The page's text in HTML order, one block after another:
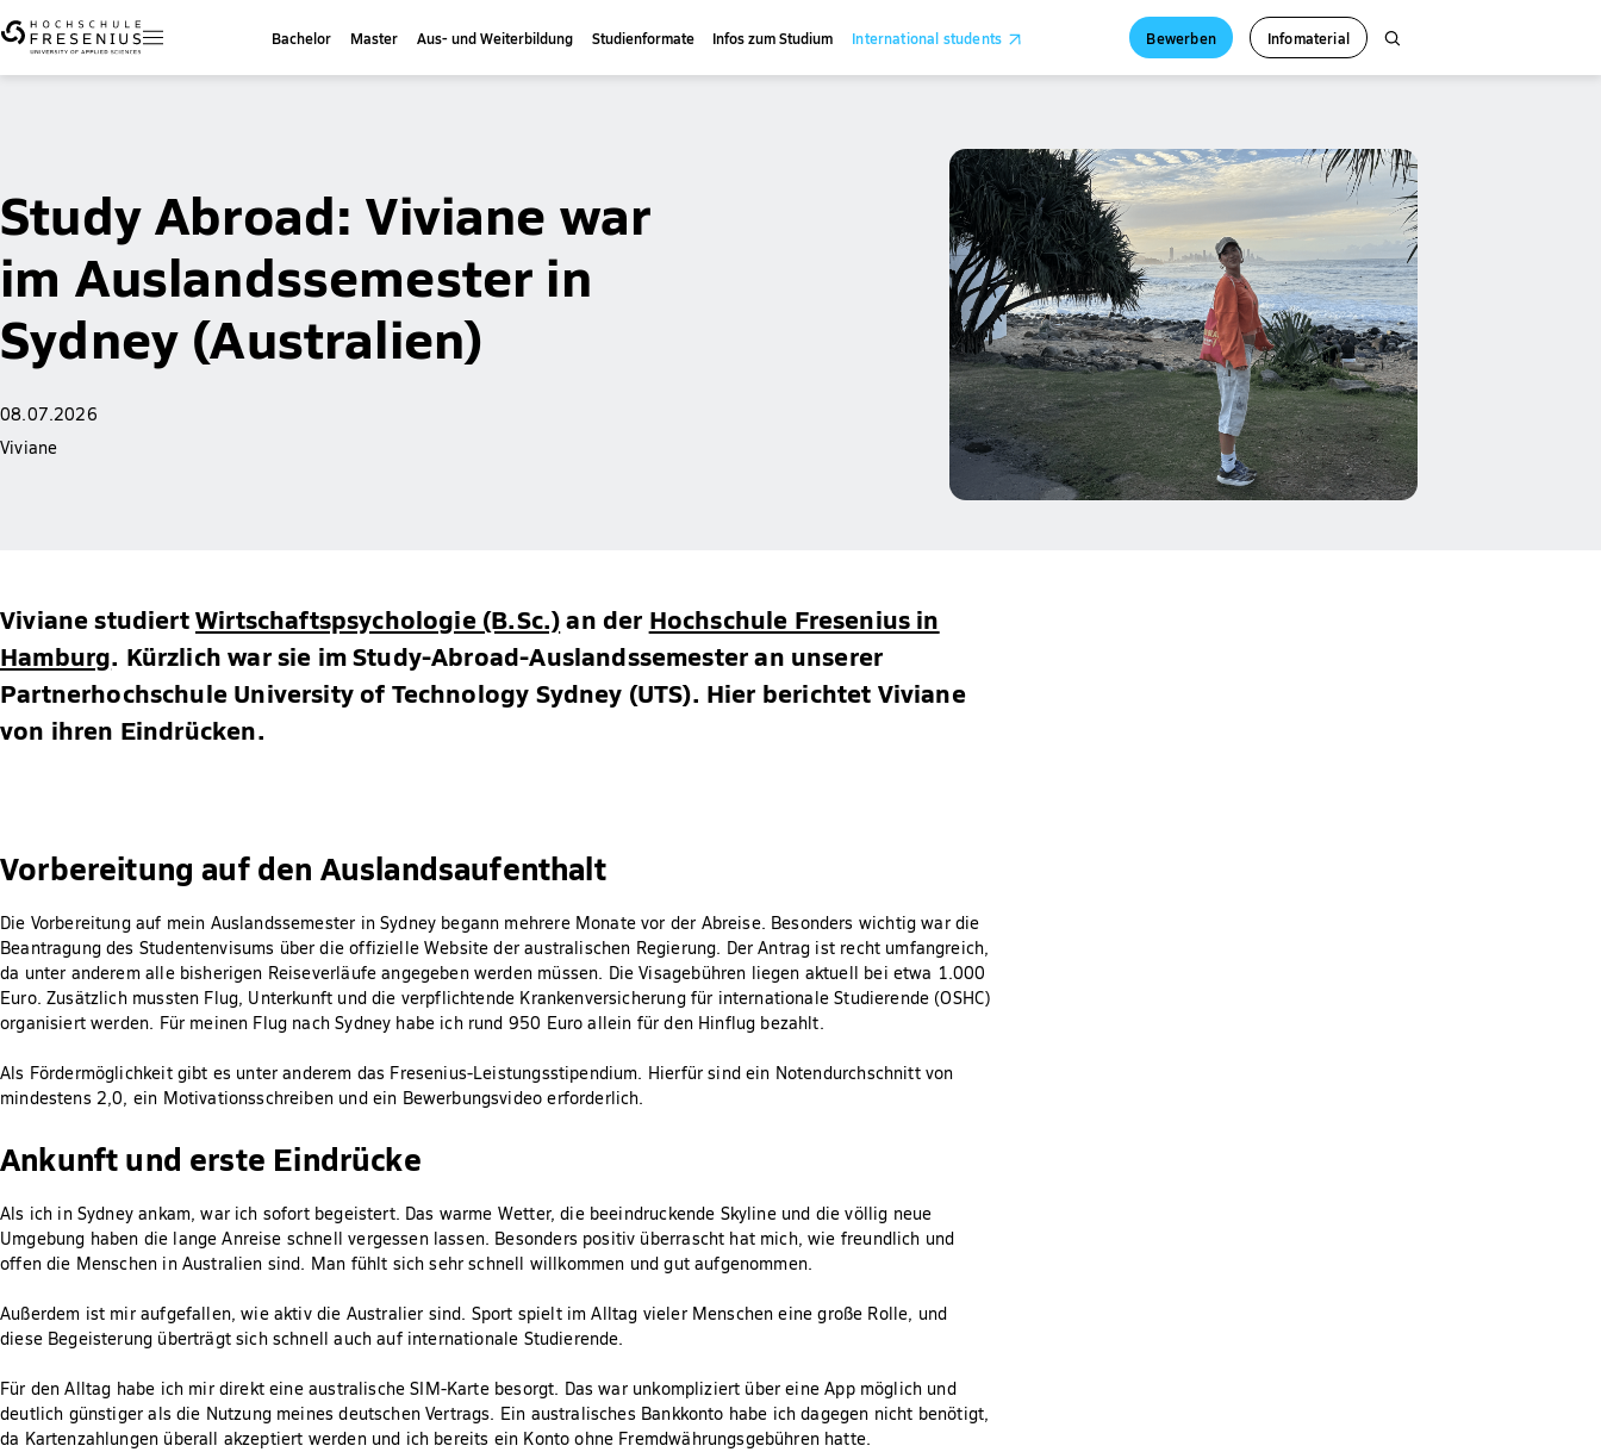
Bachelor Master Aus- und Weiterbildung Studienformate Infos zum Studium International students Bewerben Infomaterial
Study Abroad: Viviane war
im Auslandssemester in
Sydney (Australien)
08.07.2026
Viviane
Viviane studiertWirtschaftspsychologie (B.Sc.)an der Hochschule Fresenius in
Hamburg. Kürzlich war sie im Study-Abroad-Auslandssemester an unserer
Partnerhochschule University of Technology Sydney (UTS). Hier berichtet Viviane
von ihren Eindrücken.
Vorbereitung auf den Auslandsaufenthalt
Die Vorbereitung auf mein Auslandssemester in Sydney begann mehrere Monate vor der Abreise. Besonders wichtig war die
Beantragung des Studentenvisums über die offizielle Website der australischen Regierung. Der Antrag ist recht umfangreich,
da unter anderem alle bisherigen Reiseverläufe angegeben werden müssen. Die Visagebühren liegen aktuell bei etwa 1.000
Euro. Zusätzlich mussten Flug, Unterkunft und die verpflichtende Krankenversicherung für internationale Studierende (OSHC)
organisiert werden. Für meinen Flug nach Sydney habe ich rund 950 Euro allein für den Hinflug bezahlt.
Als Fördermöglichkeit gibt es unter anderem das Fresenius-Leistungsstipendium. Hierfür sind ein Notendurchschnitt von
mindestens 2,0, ein Motivationsschreiben und ein Bewerbungsvideo erforderlich.
Ankunft und erste Eindrücke
Als ich in Sydney ankam, war ich sofort begeistert. Das warme Wetter, die beeindruckende Skyline und die völlig neue
Umgebung haben die lange Anreise schnell vergessen lassen. Besonders positiv überrascht hat mich, wie freundlich und
offen die Menschen in Australien sind. Man fühlt sich sehr schnell willkommen und gut aufgenommen.
Außerdem ist mir aufgefallen, wie aktiv die Australier sind. Sport spielt im Alltag vieler Menschen eine große Rolle, und
diese Begeisterung überträgt sich schnell auch auf internationale Studierende.
Für den Alltag habe ich mir direkt eine australische SIM-Karte besorgt. Das war unkompliziert über eine App möglich und
deutlich günstiger als die Nutzung meines deutschen Vertrags. Ein australisches Bankkonto habe ich dagegen nicht benötigt,
da Kartenzahlungen überall akzeptiert werden und ich bereits ein Konto ohne Fremdwährungsgebühren hatte.